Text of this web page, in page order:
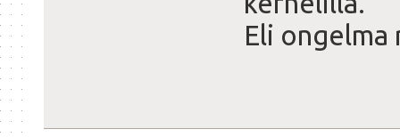
Eli ongelma